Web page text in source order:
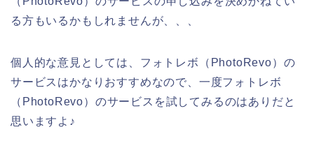
る方もいるかもしれませんが、、、
個人的な意見としては、フォトレボ（PhotoRevo）の
サービスはかなりおすすめなので、一度フォトレボ
（PhotoRevo）のサービスを試してみるのはありだと
思いますよ♪